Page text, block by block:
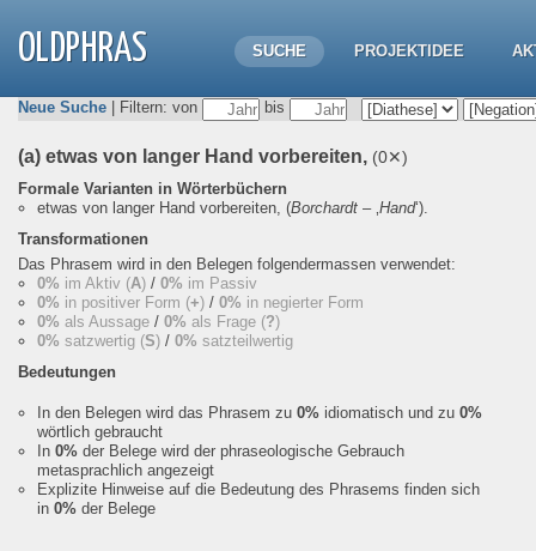
OLDPHRAS SUCHE PROJEKTIDEE
Neue Suche | Filtern: von bis
(a) etwas von langer Hand vorbereiten, (0✕)
Formale Varianten in Wörterbüchern
etwas von langer Hand vorbereiten, (Borchardt – ‚Hand‘).
Transformationen
Das Phrasem wird in den Belegen folgendermassen verwendet:
0% im Aktiv (A) / 0% im Passiv
0% in positiver Form (+) / 0% in negierter Form
0% als Aussage / 0% als Frage (?)
0% satzwertig (S) / 0% satzteilwertig
Bedeutungen
In den Belegen wird das Phrasem zu 0% idiomatisch und zu 0%
wörtlich gebraucht
In 0% der Belege wird der phraseologische Gebrauch
metasprachlich angezeigt
Explizite Hinweise auf die Bedeutung des Phrasems finden sich
in 0% der Belege